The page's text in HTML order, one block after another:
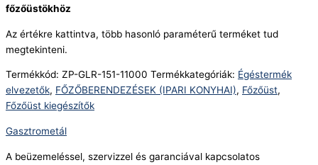
főzőüstökhöz
Az értékre kattintva, több hasonló paraméterű terméket tud
megtekinteni.
Termékkód: ZP-GLR-151-11000 Termékkategóriák: Égéstermék
elvezetők, FŐZŐBERENDEZÉSEK (IPARI KONYHAI), Főzőüst,
Főzőüst kiegészítők
Gasztrometál
A beüzemeléssel, szervizzel és garanciával kapcsolatos